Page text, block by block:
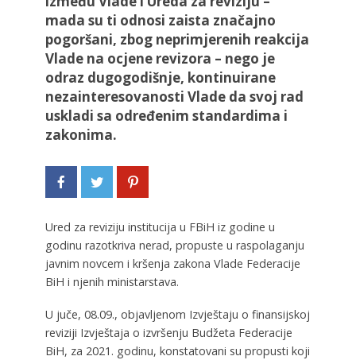
mada su ti odnosi zaista značajno
pogoršani, zbog neprimjerenih reakcija
Vlade na ocjene revizora – nego je
odraz dugogodišnje, kontinuirane
nezainteresovanosti Vlade da svoj rad
uskladi sa određenim standardima i
zakonima.
Ured za reviziju institucija u FBiH iz godine u
godinu razotkriva nerad, propuste u raspolaganju
javnim novcem i kršenja zakona Vlade Federacije
BiH i njenih ministarstava.
U juče, 08.09., objavljenom Izvještaju o finansijskoj
reviziji Izvještaja o izvršenju Budžeta Federacije
BiH, za 2021. godinu, konstatovani su propusti koji